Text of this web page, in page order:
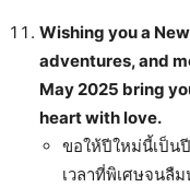
Wishing you a
adventures, and
May 2025 bring
heart with love.
ขอให้ปีใหม่นี้เป็น
เวลาที่พิเศษจนลื